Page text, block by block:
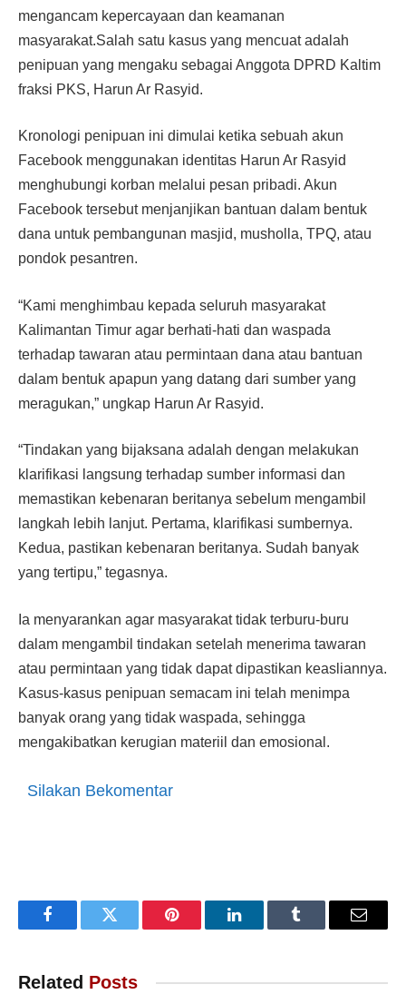
mengancam kepercayaan dan keamanan
masyarakat.Salah satu kasus yang mencuat adalah
penipuan yang mengaku sebagai Anggota DPRD Kaltim
fraksi PKS, Harun Ar Rasyid.
Kronologi penipuan ini dimulai ketika sebuah akun
Facebook menggunakan identitas Harun Ar Rasyid
menghubungi korban melalui pesan pribadi. Akun
Facebook tersebut menjanjikan bantuan dalam bentuk
dana untuk pembangunan masjid, musholla, TPQ, atau
pondok pesantren.
“Kami menghimbau kepada seluruh masyarakat
Kalimantan Timur agar berhati-hati dan waspada
terhadap tawaran atau permintaan dana atau bantuan
dalam bentuk apapun yang datang dari sumber yang
meragukan,” ungkap Harun Ar Rasyid.
“Tindakan yang bijaksana adalah dengan melakukan
klarifikasi langsung terhadap sumber informasi dan
memastikan kebenaran beritanya sebelum mengambil
langkah lebih lanjut. Pertama, klarifikasi sumbernya.
Kedua, pastikan kebenaran beritanya. Sudah banyak
yang tertipu,” tegasnya.
Ia menyarankan agar masyarakat tidak terburu-buru
dalam mengambil tindakan setelah menerima tawaran
atau permintaan yang tidak dapat dipastikan keasliannya.
Kasus-kasus penipuan semacam ini telah menimpa
banyak orang yang tidak waspada, sehingga
mengakibatkan kerugian materiil dan emosional.
Silakan Bekomentar
FacebookTwitter Pinterest LinkedInTumblr Email
Related Posts